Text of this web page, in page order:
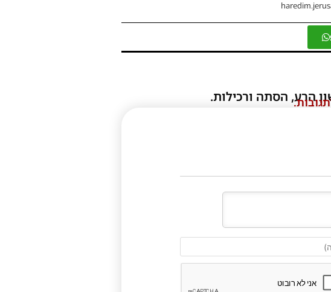
הרע, הסתה ורכילות.
(לא